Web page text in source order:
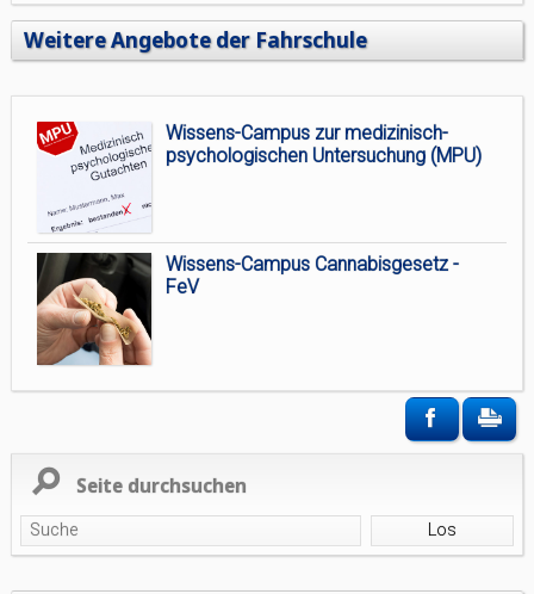
Weitere Angebote der Fahrschule
Wissens-Campus zur medizinisch-
psychologischen Untersuchung (MPU)
Wissens-Campus Cannabisgesetz -
FeV
Seite durchsuchen